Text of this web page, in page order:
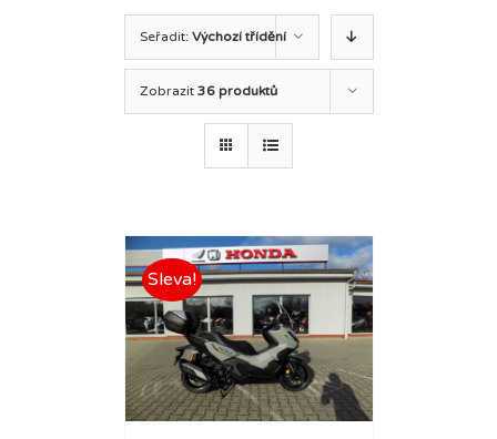
Seřadit: Výchozí třídění
Zobrazit 36 produktů
Sleva!